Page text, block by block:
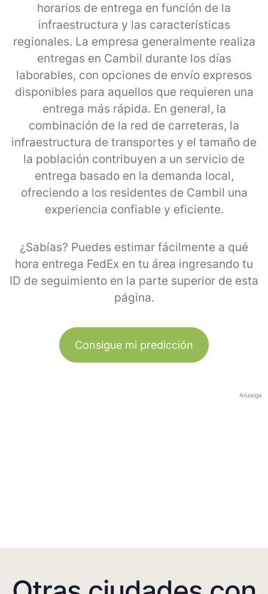
horarios de entrega en función de la
infraestructura y las características
regionales. La empresa generalmente realiza
entregas en Cambil durante los días
laborables, con opciones de envío expresos
disponibles para aquellos que requieren una
entrega más rápida. En general, la
combinación de la red de carreteras, la
infraestructura de transportes y el tamaño de
la población contribuyen a un servicio de
entrega basado en la demanda local,
ofreciendo a los residentes de Cambil una
experiencia confiable y eficiente.
¿Sabías? Puedes estimar fácilmente a qué
hora entrega FedEx en tu área ingresando tu
ID de seguimiento en la parte superior de esta
página.
Consigue mi predicción
Anzeige